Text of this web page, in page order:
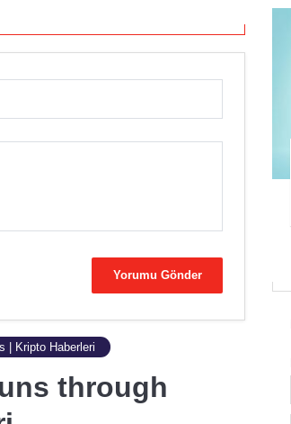
| Kripto Haberleri
through